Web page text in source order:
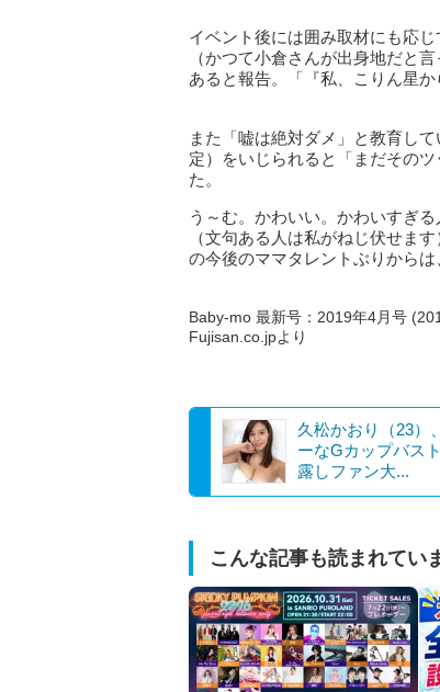
イベント後には囲み取材にも応
（かつて小倉さんが出身地だと
あると報告。「『私、こりん星
また「嘘は絶対ダメ」と教育し
定）をいじられると「まだその
た。
う～む。かわいい。かわいすぎ
（文句ある人は私がねじ伏せま
の今後のママタレントぶりから
Baby-mo 最新号：2019年4月号
Fujisan.co.jpより
久松かおり（23）
ーなGカップバス
露しファン大...
こんな記事も読まれてい